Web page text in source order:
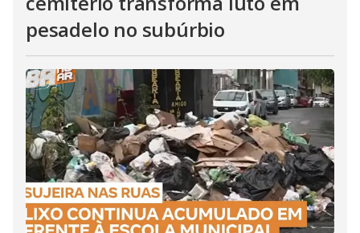
pesadelo no subúrbio